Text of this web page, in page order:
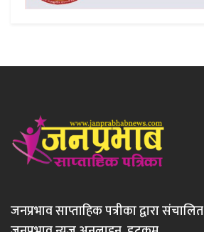
जनप्रभाव साप्ताहिक पत्रीका द्वारा संचालित